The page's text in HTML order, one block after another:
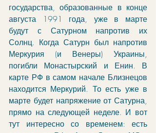
государства, образованные в конце
августа 1991 года, уже в марте
будут с Сатурном напротив их
Солнц. Когда Сатурн был напротив
Меркурия (и Венеры) Украины,
погибли Монастырский и Енин. В
карте РФ в самом начале Близнецов
находится Меркурий. То есть уже в
марте будет напряжение от Сатурна,
прямо на следующей неделе. И вот
тут интересно со временем: есть